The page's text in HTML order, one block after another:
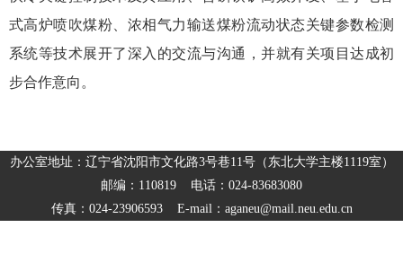
式高炉喷吹煤粉、浓相气力输送煤粉流动状态关键参数检测
系统等技术展开了深入的交流与沟通，并就有关项目达成初
步合作意向。
办公室地址：辽宁省沈阳市文化路3号巷11号（东北大学主楼1119室）
邮编：110819 电话：024-83683080
传真：024-23906593 E-mail：aganeu@mail.neu.edu.cn